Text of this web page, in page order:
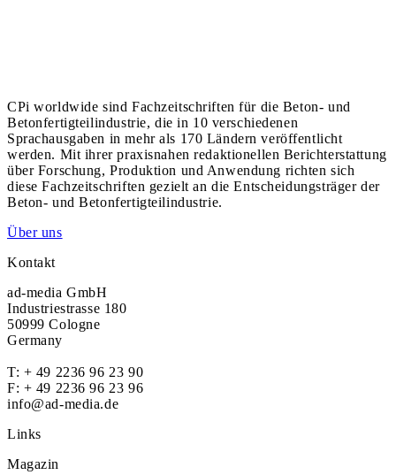
CPi worldwide sind Fachzeitschriften für die Beton- und
Betonfertigteilindustrie, die in 10 verschiedenen
Sprachausgaben in mehr als 170 Ländern veröffentlicht
werden. Mit ihrer praxisnahen redaktionellen Berichterstattung
über Forschung, Produktion und Anwendung richten sich
diese Fachzeitschriften gezielt an die Entscheidungsträger der
Beton- und Betonfertigteilindustrie.
Über uns
Kontakt
ad-media GmbH
Industriestrasse 180
50999 Cologne
Germany
T: + 49 2236 96 23 90
F: + 49 2236 96 23 96
info@ad-media.de
Links
Magazin